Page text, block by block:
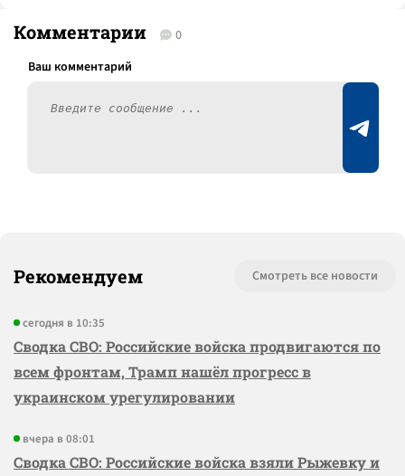
Комментарии 0
Рекомендуем Смотреть все новости
сегодня в 10:35
Сводка СВО: Российские войска продвигаются по
всем фронтам, Трамп нашёл прогресс в
украинском урегулировании
вчера в 08:01
Сводка СВО: Российские войска взяли Рыжевку и